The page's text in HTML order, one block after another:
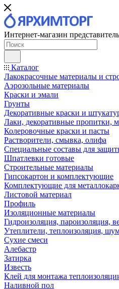
Интернет-магазин
Каталог
Лакокрасочные материалы и
Аэрозольные материалы
Краски и эмали
Грунты
Декоративные краски и
Лаки, декоративные пропитки,
Колеровочные краски и пасты
Растворители, смывка, олифа
Специальные составы для
Шпатлевки готовые
Строительные материалы
Гипсокартон и комплектующие
Комплектующие для
Листовой материал
Профиль
Изоляционные материалы
Гидроизоляция, пароизоляция,
Утеплители, теплоизоляция,
Сухие смеси
Алебастр
Затирка
Известь
Клей для монтажа
Наливной пол